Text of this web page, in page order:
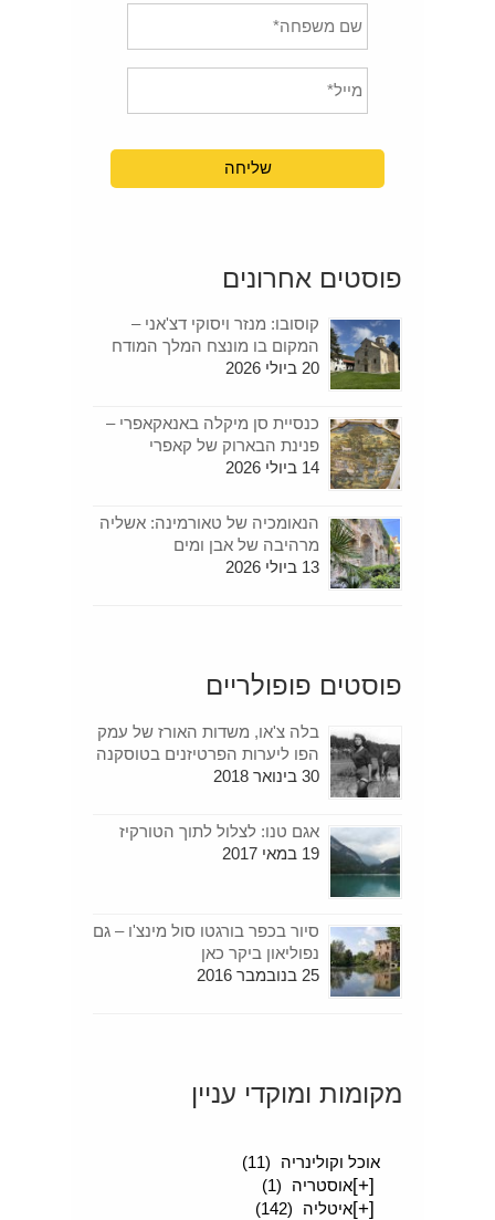
פוסטים אחרונים
קוסובו: מנזר ויסוקי דצ'אני –
המקום בו מונצח המלך המודח
20 ביולי 2026
כנסיית סן מיקלה באנאקאפרי –
פנינת הבארוק של קאפרי
14 ביולי 2026
הנאומכיה של טאורמינה: אשליה
מרהיבה של אבן ומים
13 ביולי 2026
פוסטים פופולריים
בלה צ'או, משדות האורז של עמק
הפו ליערות הפרטיזנים בטוסקנה
30 בינואר 2018
אגם טנו: לצלול לתוך הטורקיז
19 במאי 2017
סיור בכפר בורגטו סול מינצ'ו – גם
נפוליאון ביקר כאן
25 בנובמבר 2016
מקומות ומוקדי עניין
אוכל וקולינריה
(11)
[+]אוסטריה (1)
[+]איטליה (142)